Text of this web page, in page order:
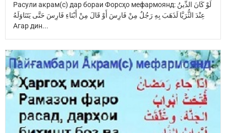
Расули акрам(с) дар бораи Форсҳо мефармоянд: ‏لَوْ كَانَ الدِّينُ
عِنْدَ ‏الثُّرَيَّا‏ ‏لَذَهَبَ بِهِ رَجُلٌ مِنْ فَارِسَ ‏أَوْ قَالَ مِنْ أَبْنَاءِ فَارِسَ ‏حَتَّى يَتَنَاوَلَهُ
Агар дин...